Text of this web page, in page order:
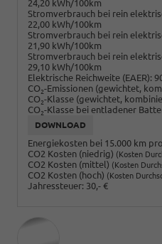
24,20 kWh/100km
Stromverbrauch bei rein
22,00 kWh/100km
Stromverbrauch bei rein
21,90 kWh/100km
Stromverbrauch bei rein
29,10 kWh/100km
Elektrische Reichweite (EAER):
CO2-Emissionen (gewichtet,
CO2-Klasse (gewichtet,
CO2-Klasse bei entladener
DOWNLOAD
Energiekosten bei 15.000 km
CO2 Kosten (niedrig) (Kosten
CO2 Kosten (mittel) (Kosten
CO2 Kosten (hoch) (Kosten
Jahressteuer: 30,- €